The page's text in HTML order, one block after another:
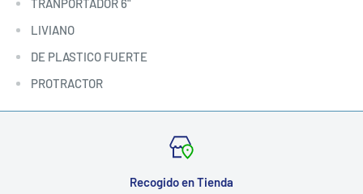
TRANPORTADOR 6"
LIVIANO
DE PLASTICO FUERTE
PROTRACTOR
Recogido en Tienda